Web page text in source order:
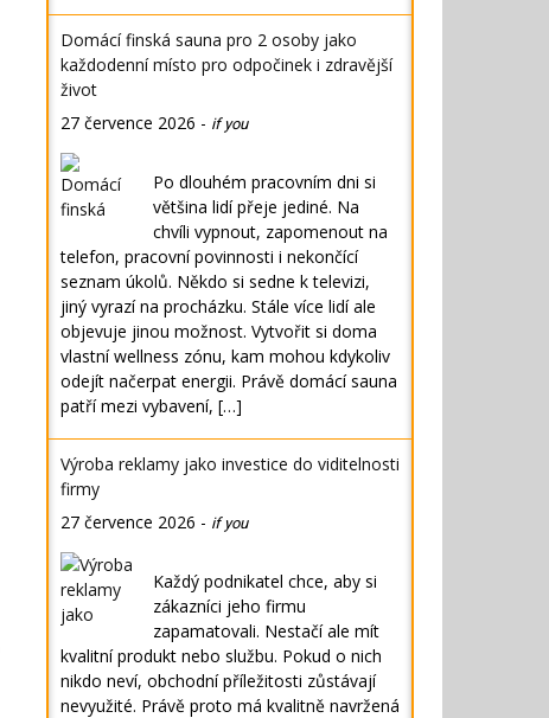
Domácí finská sauna pro 2 osoby jako
každodenní místo pro odpočinek i zdravější
život
27 července 2026 - if you
Po dlouhém pracovním dni si
většina lidí přeje jediné. Na
chvíli vypnout, zapomenout na
telefon, pracovní povinnosti i nekončící
seznam úkolů. Někdo si sedne k televizi,
jiný vyrazí na procházku. Stále více lidí ale
objevuje jinou možnost. Vytvořit si doma
vlastní wellness zónu, kam mohou kdykoliv
odejít načerpat energii. Právě domácí sauna
patří mezi vybavení, […]
Výroba reklamy jako investice do viditelnosti
firmy
27 července 2026 - if you
Každý podnikatel chce, aby si
zákazníci jeho firmu
zapamatovali. Nestačí ale mít
kvalitní produkt nebo službu. Pokud o nich
nikdo neví, obchodní příležitosti zůstávají
nevyužité. Právě proto má kvalitně navržená